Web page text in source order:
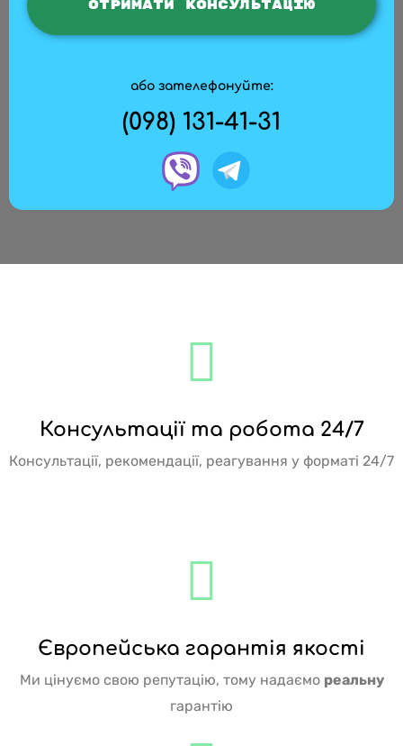
або зателефонуйте:
(098) 131-41-31
Консультації та робота 24/7
Консультації, рекомендації, реагування у форматі 24/7
Європейська гарантія якості
Ми цінуємо свою репутацію, тому надаємо реальну
гарантію